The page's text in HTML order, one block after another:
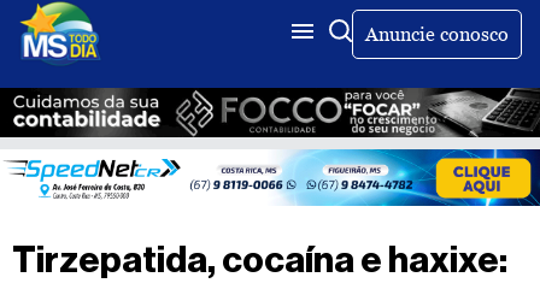
Últimas
notícias
Galeria
de
fotos
Sobre
Nós
TV
Anuncie conosco
Buscar
Tirzepatida, cocaína e haxixe: